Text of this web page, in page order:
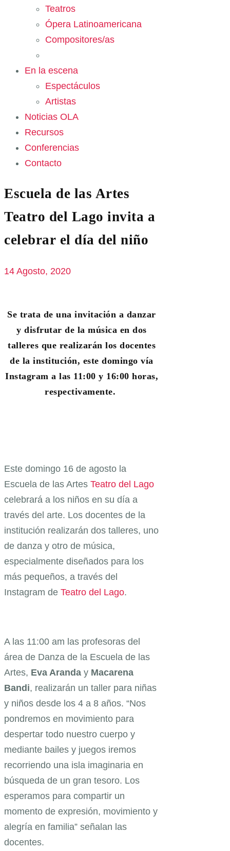
Teatros
Ópera Latinoamericana
Compositores/as
En la escena
Espectáculos
Artistas
Noticias OLA
Recursos
Conferencias
Contacto
Escuela de las Artes
Teatro del Lago invita a
celebrar el día del niño
14 Agosto, 2020
Se trata de una invitación a danzar
y disfrutar de la música en dos
talleres que realizarán los docentes
de la institución, este domingo vía
Instagram a las 11:00 y 16:00 horas,
respectivamente.
Este domingo 16 de agosto la
Escuela de las Artes Teatro del Lago
celebrará a los niños en su día a
través del arte. Los docentes de la
institución realizarán dos talleres, uno
de danza y otro de música,
especialmente diseñados para los
más pequeños, a través del
Instagram de Teatro del Lago.
A las 11:00 am las profesoras del
área de Danza de la Escuela de las
Artes, Eva Aranda y Macarena
Bandi, realizarán un taller para niñas
y niños desde los 4 a 8 años. “Nos
pondremos en movimiento para
despertar todo nuestro cuerpo y
mediante bailes y juegos iremos
recorriendo una isla imaginaria en
búsqueda de un gran tesoro. Los
esperamos para compartir un
momento de expresión, movimiento y
alegría en familia” señalan las
docentes.